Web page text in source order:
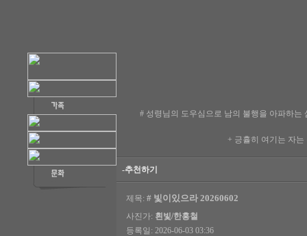
# 성령님의 도우심으로 남의 불행을 아파하
+ 긍휼히 여기는 자
-추천하기
제목: # 빛이있으라 20260602
사진가: 흰빛/한홍철
등록일: 2026-06-03 03:36